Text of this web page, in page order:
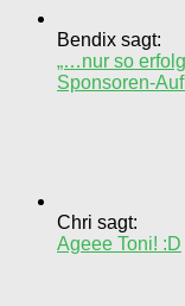
Bendix sagt:
„…nur so
Sponsoren-
Chri sagt:
Ageee Toni! :D